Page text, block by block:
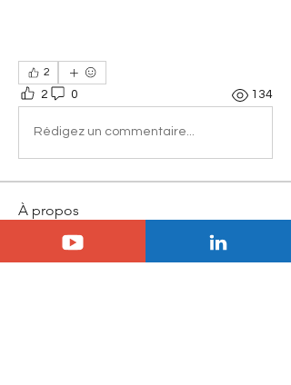
2
2 0 134
Rédigez un commentaire...
À propos
Communiquez avec d'autres